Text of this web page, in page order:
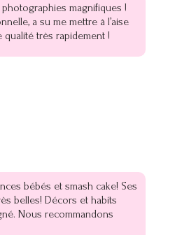
magnifiques !
a su me mettre à l’aise
qualité très rapidement !
bébés et smash cake! Ses
belles! Décors et habits
Nous recommandons